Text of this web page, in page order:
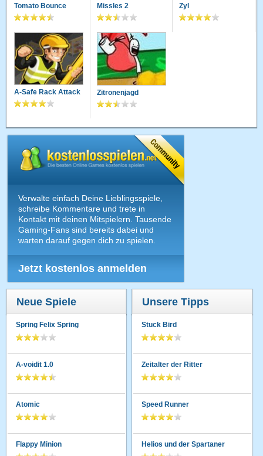
Tomato Bounce Missles 2 Zyl
A-Safe Rack Attack Zitronenjagd
Verwalte einfach Deine Lieblingsspiele,
schreibe Kommentare und trete in
Kontakt mit deinen Mitspielern. Tausende
Gaming-Fans sind bereits dabei und
warten darauf gegen dich zu spielen.
Jetzt kostenlos anmelden
Neue Spiele
Spring Felix Spring
A-voidit 1.0
Atomic
Flappy Minion
Unsere Tipps
Stuck Bird
Zeitalter der Ritter
Speed Runner
Helios und der Spartaner